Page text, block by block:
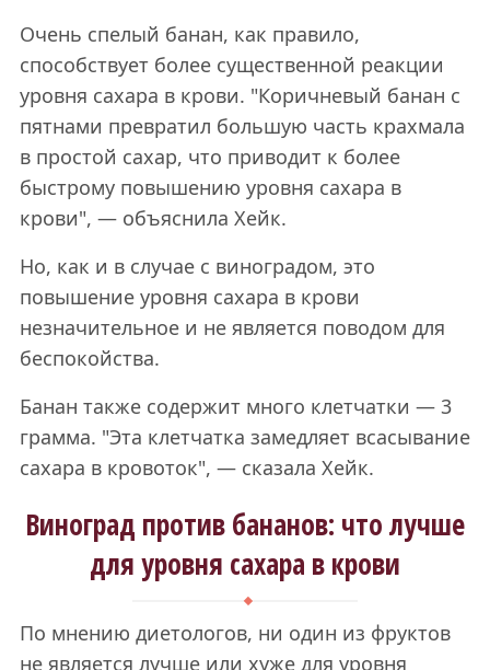
Очень спелый банан, как правило,
способствует более существенной реакции
уровня сахара в крови. "Коричневый банан с
пятнами превратил большую часть крахмала
в простой сахар, что приводит к более
быстрому повышению уровня сахара в
крови", — объяснила Хейк.
Но, как и в случае с виноградом, это
повышение уровня сахара в крови
незначительное и не является поводом для
беспокойства.
Банан также содержит много клетчатки — 3
грамма. "Эта клетчатка замедляет всасывание
сахара в кровоток", — сказала Хейк.
Виноград против бананов: что лучше
для уровня сахара в крови
По мнению диетологов, ни один из фруктов
не является лучше или хуже для уровня